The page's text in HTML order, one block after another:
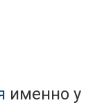
именно у